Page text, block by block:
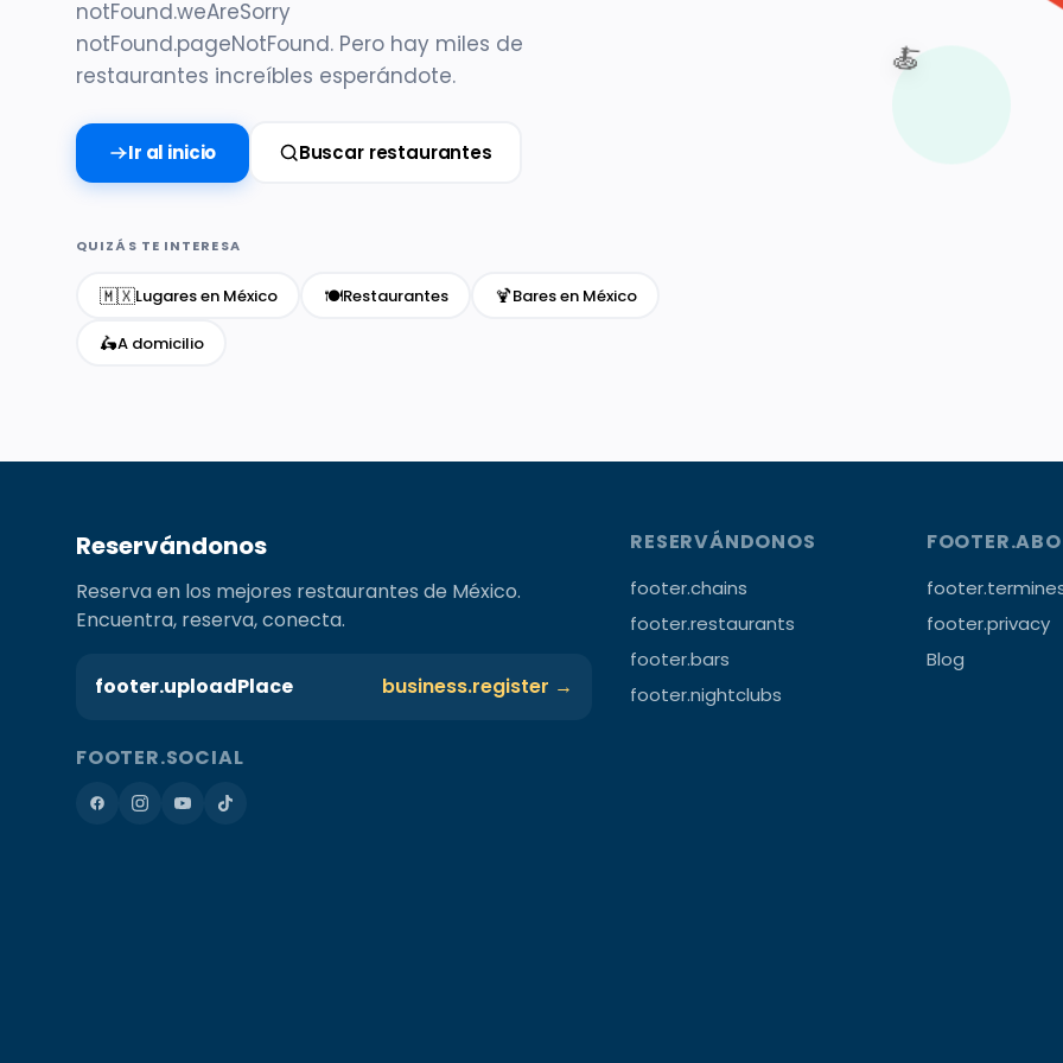
notFound.weAreSorry
notFound.pageNotFound. Pero hay miles de
restaurantes increíbles esperándote.
Ir al inicio Buscar restaurantes
QUIZÁS TE INTERESA
🇲🇽Lugares en México 🍽️Restaurantes 🍹Bares en México
🛵A domicilio
🍝
Reservándonos
Reserva en los mejores restaurantes de México.
Encuentra, reserva, conecta.
footer.uploadPlace business.register →
FOOTER.SOCIAL
RESERVÁNDONOS
footer.chains
footer.restaurants
footer.bars
footer.nightclubs
footer.privacy
Blog